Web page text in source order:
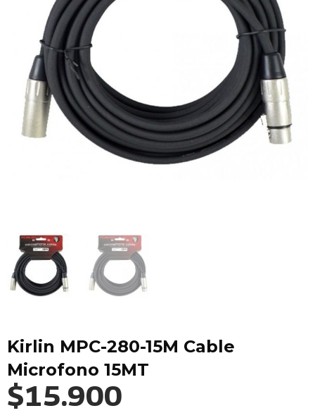
Kirlin MPC-280-15M Cable
Microfono 15MT
$15.900